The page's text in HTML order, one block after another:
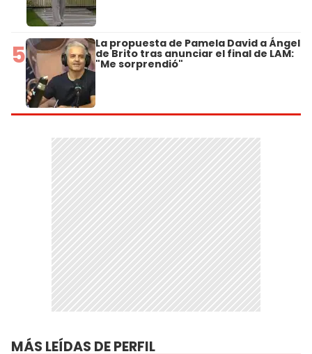
5 La propuesta de Pamela David a Ángel
de Brito tras anunciar el final de LAM:
"Me sorprendió"
MÁS LEÍDAS DE PERFIL